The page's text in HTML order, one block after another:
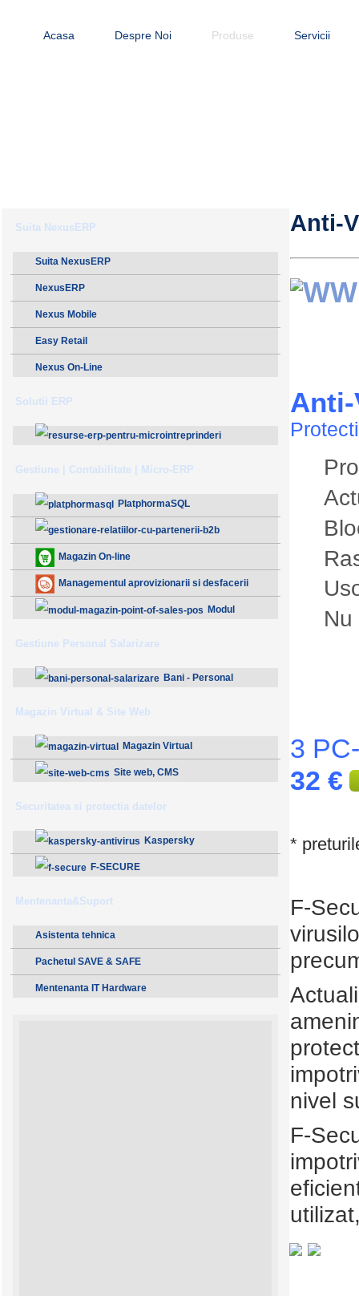
Acasa Despre Noi Produse Servicii
Suita NexusERP
Suita NexusERP
NexusERP
Nexus Mobile
Easy Retail
Nexus On-Line
Solutii ERP
Gestiune | Contabilitate | Micro-ERP
PlatphormaSQL
Gestionare Relatiilor cu Partenerii (B2B)
Magazin On-line
Managementul aprovizionarii si desfacerii
Modul
Gestiune Personal Salarizare
Bani - Personal
Magazin Virtual & Site Web
Magazin Virtual
Site web, CMS
Securitatea si protectia datelor
Kaspersky
F-SECURE
Mentenanta&Suport
Asistenta tehnica
Pachetul SAVE & SAFE
Mentenanta IT Hardware
Anti-
3
32 €
*
F-
nivel
F-